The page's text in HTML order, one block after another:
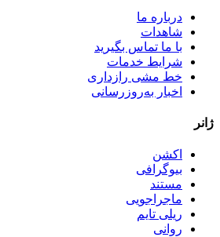
درباره ما
شاهدات
با ما تماس بگیرید
شرایط خدمات
خط مشی رازداری
اخبار به‌روزرسانی
ژانر
اکشن
بیوگرافی
مستند
ماجراجویی
ریلی تایم
روانی